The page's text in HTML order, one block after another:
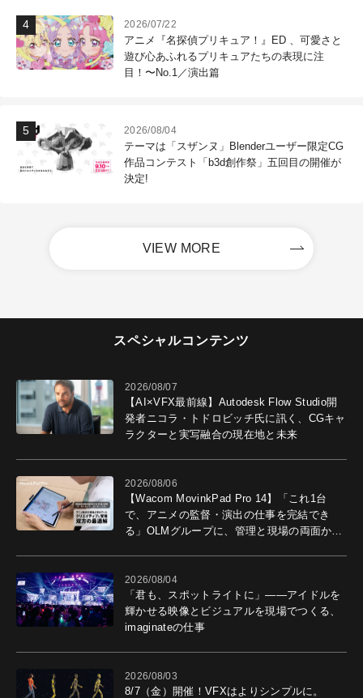
2026/07/22
アニメ『名探偵プリキュア！』ED 、可愛さと
遊び心あふれるプリキュアたちの表現に注
目！〜No.1／演出篇
2026/08/04
テーマは「スザンヌ」Blenderユーザー限定CG
作品コンテスト「b3d創作祭」五回目の開催が
決定!
VIEW MORE
スペシャルコンテンツ
2026/08/07
【AI×VFX最前線】Autodesk Flow Studio開
発者ニコラ・トドロビッチ氏に訊く、CGキャ
ラクターと実写融合の現在地と未来
2026/08/06
【Wacom MovinkPad Pro 14】「これ1台
で、アニメの監督・演出の仕事を完結でき
る」OLMグループに、管理と現場の両面から
2026/08/04
「君も、スポットライトに」――アイドルを
輝かせる映像とビジュアルを現場でつくる、
imaginateの仕事
2026/08/03
8/7（金）開催！VFXはよりシンプルに。